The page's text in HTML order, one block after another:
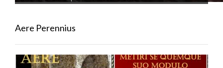
Aere Perennius